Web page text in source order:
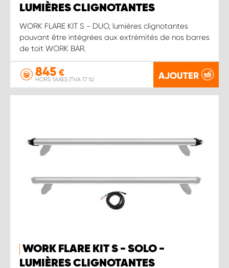
LUMIÈRES CLIGNOTANTES
WORK FLARE KIT S - DUO, lumières clignotantes
pouvant être intégrées aux extrémités de nos barres
de toit WORK BAR.
845 €
HORS TAXES (TVA 17 %) AJOUTER
WORK FLARE KIT S - SOLO -
LUMIÈRES CLIGNOTANTES